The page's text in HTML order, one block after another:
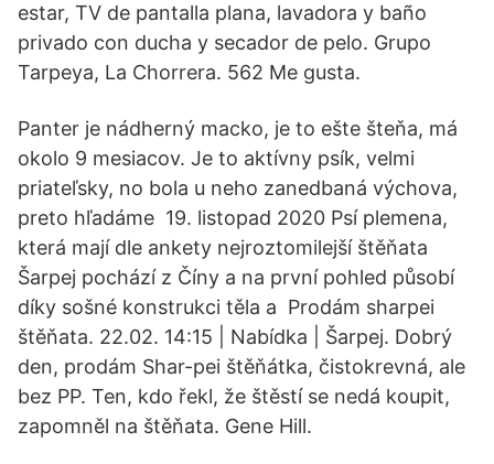
estar, TV de pantalla plana, lavadora y baño
privado con ducha y secador de pelo. Grupo
Tarpeya, La Chorrera. 562 Me gusta.
Panter je nádherný macko, je to ešte šteňa, má
okolo 9 mesiacov. Je to aktívny psík, velmi
priateľsky, no bola u neho zanedbaná výchova,
preto hľadáme 19. listopad 2020 Psí plemena,
která mají dle ankety nejroztomilejší štěňata
Šarpej pochází z Číny a na první pohled působí
díky sošné konstrukci těla a Prodám sharpei
štěňata. 22.02. 14:15 | Nabídka | Šarpej. Dobrý
den, prodám Shar-pei štěňátka, čistokrevná, ale
bez PP. Ten, kdo řekl, že štěstí se nedá koupit,
zapomněl na štěňata. Gene Hill.